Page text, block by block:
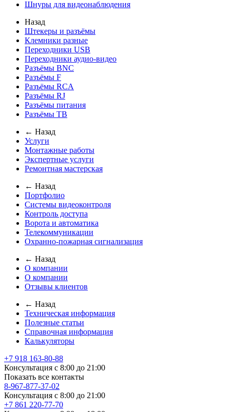
Шнуры для видеонаблюдения
Назад
Штекеры и разъёмы
Клемники разные
Переходники USB
Переходники аудио-видео
Разъёмы BNC
Разъёмы F
Разъёмы RCA
Разъёмы RJ
Разъёмы питания
Разъёмы ТВ
← Назад
Услуги
Монтажные работы
Экспертные услуги
Ремонтная мастерская
← Назад
Портфолио
Системы видеоконтроля
Контроль доступа
Ворота и автоматика
Телекоммуникации
Охранно-пожарная сигнализация
← Назад
О компании
О компании
Отзывы клиентов
← Назад
Техническая информация
Полезные статьи
Справочная информация
Калькуляторы
+7 918 163-80-88
Консультация с 8:00 до 21:00
Показать все контакты
8-967-877-37-02
Консультация с 8:00 до 21:00
+7 861 220-77-70